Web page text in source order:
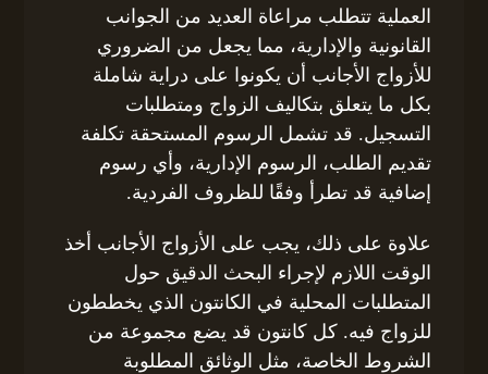
العملية تتطلب مراعاة العديد من الجوانب
القانونية والإدارية، مما يجعل من الضروري
للأزواج الأجانب أن يكونوا على دراية شاملة
بكل ما يتعلق بتكاليف الزواج ومتطلبات
التسجيل. قد تشمل الرسوم المستحقة تكلفة
تقديم الطلب، الرسوم الإدارية، وأي رسوم
إضافية قد تطرأ وفقًا للظروف الفردية.
علاوة على ذلك، يجب على الأزواج الأجانب أخذ
الوقت اللازم لإجراء البحث الدقيق حول
المتطلبات المحلية في الكانتون الذي يخططون
للزواج فيه. كل كانتون قد يضع مجموعة من
الشروط الخاصة، مثل الوثائق المطلوبة